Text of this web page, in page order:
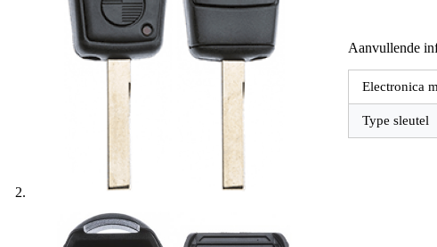
Aanvullende
Electronica
Type sleutel